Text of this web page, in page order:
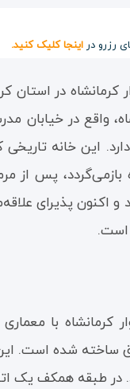
رزرو در اینجا کلیک کنید.
کرمانشاه در استان
واقع در خیابان
دارد. این خانه
بازمی‌گردد، پس از
شد و اکنون پذیرای
است.
کرمانشاه با
و با ۶ اتاق ساخته شده
دارد. در طبقه همکف